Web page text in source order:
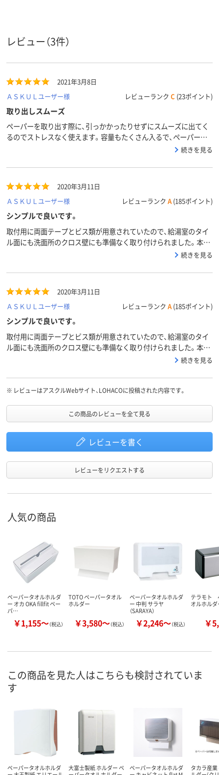
レビュー（3件）
2021年3月8日
ＡＳＫＵＬユーザー様
レビューランク C (23ポイント)
取り出しスムーズ
ペーパーを取り出す際に、引っかかったりせずにスムーズに出てく
るのでストレスなく使えます。容量もたくさん入るで、ペーパー補
充の手間が省けそうです。本体はとてもスタイリッシュなので大容
続きを見る
2020年3月11日
ＡＳＫＵＬユーザー様
レビューランク A (185ポイント)
シンプルで良いです。
取付用に両面テープとビス類が用意されていたので、給湯室のタイ
ル面にも洗面所のクロス壁にも準備なく取り付けられました。本体
続きを見る
2020年3月11日
ＡＳＫＵＬユーザー様
レビューランク A (185ポイント)
シンプルで良いです。
取付用に両面テープとビス類が用意されていたので、給湯室のタイ
ル面にも洗面所のクロス壁にも準備なく取り付けられました。本体
続きを見る
※ レビューはアスクルWebサイト、LOHACOに投稿された内容です。
この商品のレビューを全て見る
レビューを書く
レビューをリクエストする
人気の商品
ペーパータオルホルダ
ー オカ OKA fillfit ペー
パ…
￥1,155～（税込）
TOTO ペーパータオル
ホルダー
￥3,580～（税込）
ペーパータオルホルダ
ー 中判 サラヤ
（SARAYA）
￥2,246～（税込）
テラモト
オルホル
￥
この商品を見た人はこちらも検討されていま
す
ペーパータオルホルダ
大富士製紙 ホルダー ペ
ペーパータオルホルダ
タカラ産